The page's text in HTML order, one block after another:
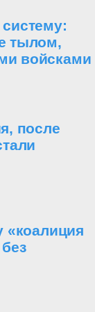
тылом,
войсками
после
«коалиция